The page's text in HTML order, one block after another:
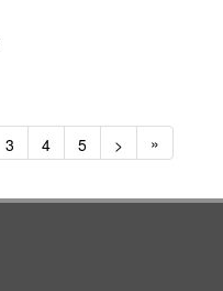
3 4 5 > »